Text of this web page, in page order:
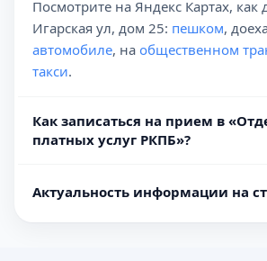
Посмотрите на Яндекс Картах, как
Игарская ул, дом 25: пешком,
автомобиле, на общественном
такси.
Как записаться на прием в
платных услуг РКПБ»?
Актуальность информации на